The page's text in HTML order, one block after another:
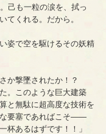
己も一粒の涙を、拭っ
てくれる。だから。
姿で空を駆けるその妖精
か撃墜されたか！？
。このような巨大建築
と無駄に超高度な技術を
な要塞であればこそ――
杯あるはずです！！」